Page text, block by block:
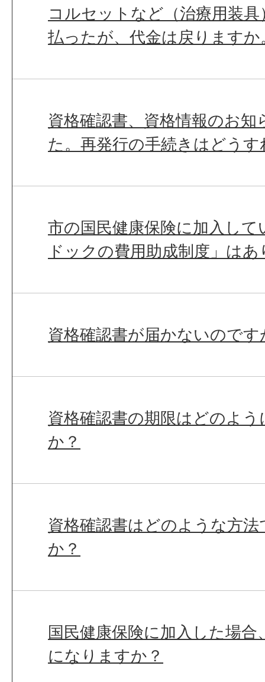
コルセットなど（治療用装
払ったが、代金は戻りますか
資格確認書、資格情報のお
た。再発行の手続きはどう
市の国民健康保険に加入し
ドックの費用助成制度」は
資格確認書が届かないのです
資格確認書の期限はどのよ
か？
資格確認書はどのような方
か？
国民健康保険に加入した場
になりますか？